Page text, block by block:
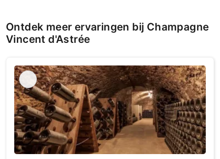
Ontdek meer ervaringen bij Champagne
Vincent d'Astrée